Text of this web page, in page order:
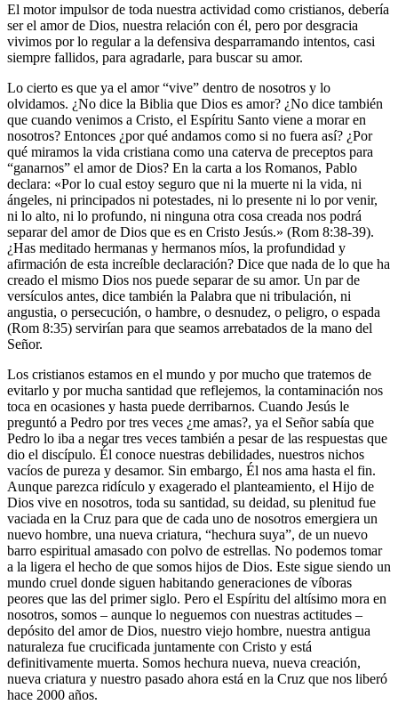
El motor impulsor de toda nuestra actividad como cristianos, debería
ser el amor de Dios, nuestra relación con él, pero por desgracia
vivimos por lo regular a la defensiva desparramando intentos, casi
siempre fallidos, para agradarle, para buscar su amor.
Lo cierto es que ya el amor “vive” dentro de nosotros y lo
olvidamos. ¿No dice la Biblia que Dios es amor? ¿No dice también
que cuando venimos a Cristo, el Espíritu Santo viene a morar en
nosotros? Entonces ¿por qué andamos como si no fuera así? ¿Por
qué miramos la vida cristiana como una caterva de preceptos para
“ganarnos” el amor de Dios? En la carta a los Romanos, Pablo
declara: «Por lo cual estoy seguro que ni la muerte ni la vida, ni
ángeles, ni principados ni potestades, ni lo presente ni lo por venir,
ni lo alto, ni lo profundo, ni ninguna otra cosa creada nos podrá
separar del amor de Dios que es en Cristo Jesús.» (Rom 8:38-39).
¿Has meditado hermanas y hermanos míos, la profundidad y
afirmación de esta increíble declaración? Dice que nada de lo que ha
creado el mismo Dios nos puede separar de su amor. Un par de
versículos antes, dice también la Palabra que ni tribulación, ni
angustia, o persecución, o hambre, o desnudez, o peligro, o espada
(Rom 8:35) servirían para que seamos arrebatados de la mano del
Señor.
Los cristianos estamos en el mundo y por mucho que tratemos de
evitarlo y por mucha santidad que reflejemos, la contaminación nos
toca en ocasiones y hasta puede derribarnos. Cuando Jesús le
preguntó a Pedro por tres veces ¿me amas?, ya el Señor sabía que
Pedro lo iba a negar tres veces también a pesar de las respuestas que
dio el discípulo. Él conoce nuestras debilidades, nuestros nichos
vacíos de pureza y desamor. Sin embargo, Él nos ama hasta el fin.
Aunque parezca ridículo y exagerado el planteamiento, el Hijo de
Dios vive en nosotros, toda su santidad, su deidad, su plenitud fue
vaciada en la Cruz para que de cada uno de nosotros emergiera un
nuevo hombre, una nueva criatura, “hechura suya”, de un nuevo
barro espiritual amasado con polvo de estrellas. No podemos tomar
a la ligera el hecho de que somos hijos de Dios. Este sigue siendo un
mundo cruel donde siguen habitando generaciones de víboras
peores que las del primer siglo. Pero el Espíritu del altísimo mora en
nosotros, somos – aunque lo neguemos con nuestras actitudes –
depósito del amor de Dios, nuestro viejo hombre, nuestra antigua
naturaleza fue crucificada juntamente con Cristo y está
definitivamente muerta. Somos hechura nueva, nueva creación,
nueva criatura y nuestro pasado ahora está en la Cruz que nos liberó
hace 2000 años.